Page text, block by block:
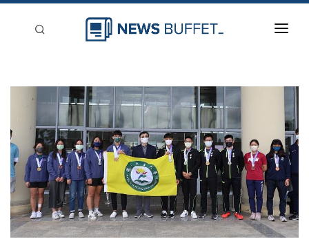
新聞稿分類
登入
刊登